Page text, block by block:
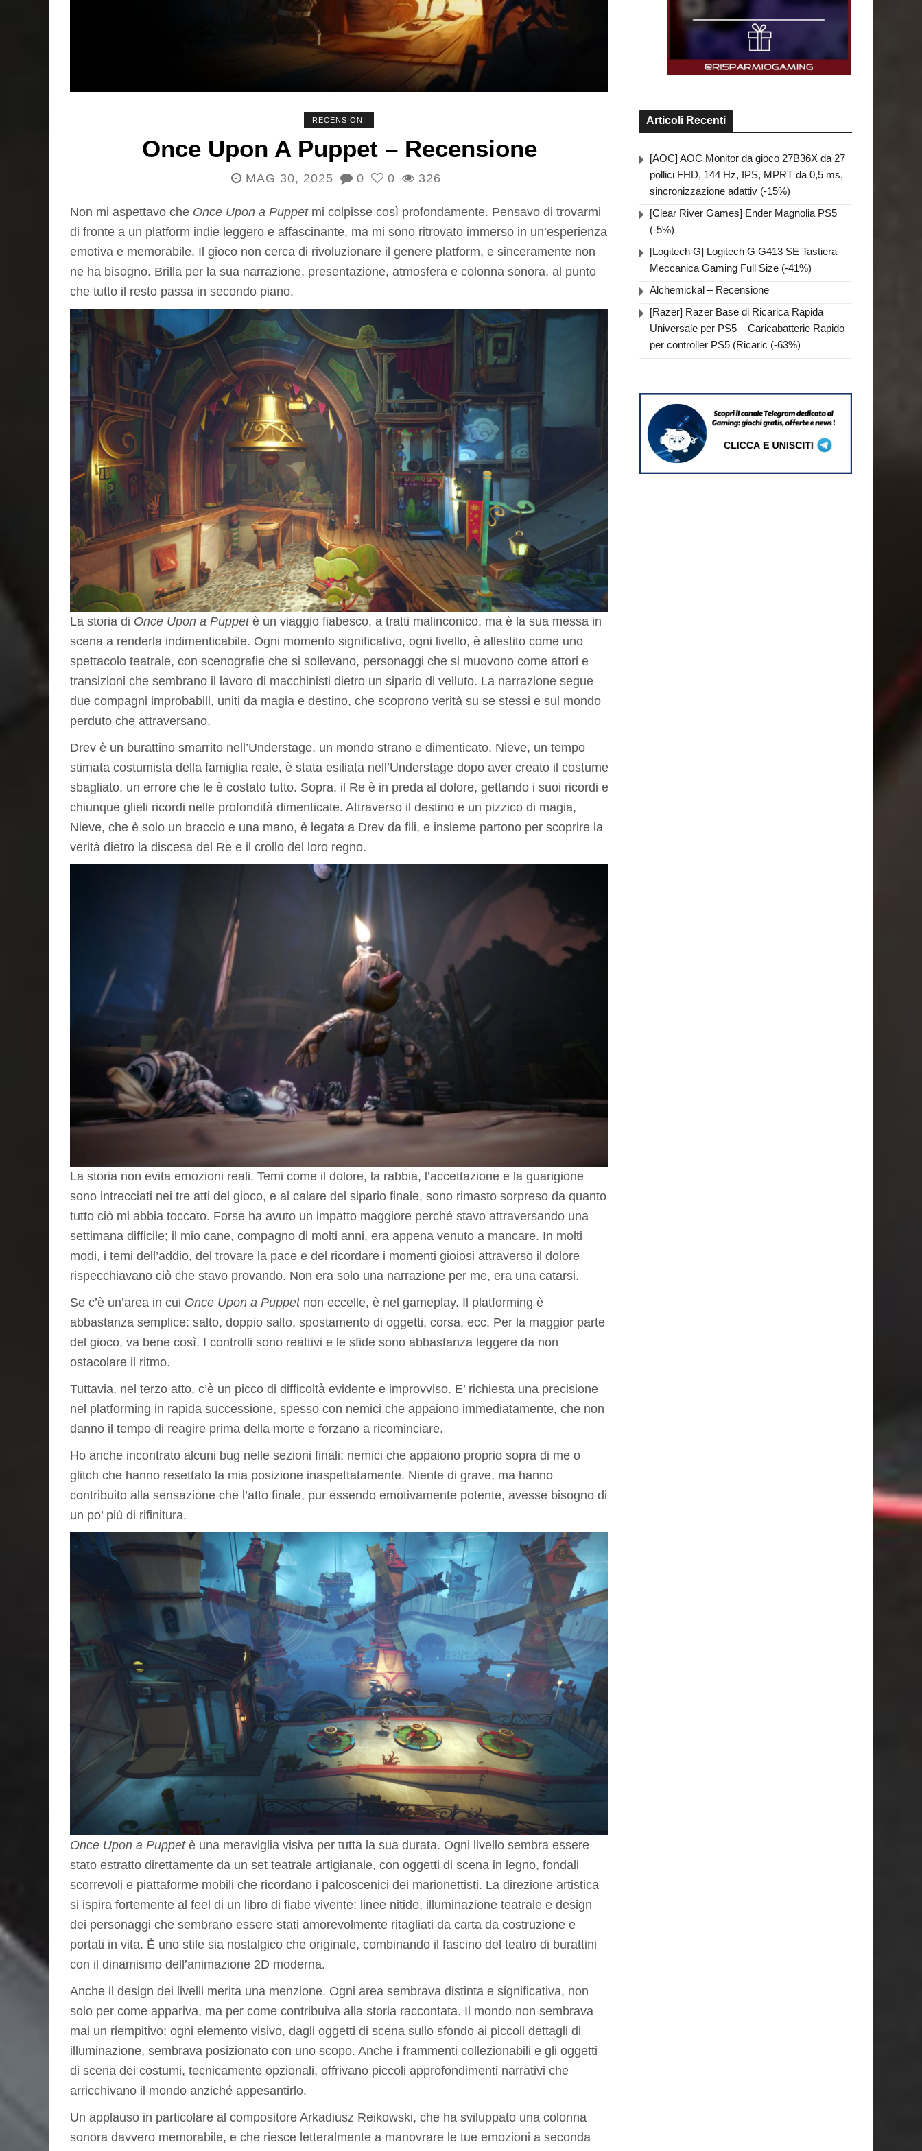
RECENSIONI
Once Upon A Puppet – Recensione
MAG 30, 2025 0 0 326
Non mi aspettavo che Once Upon a Puppetmi colpisse così profondamente. Pensavo di trovarmi
di fronte a un platform indie leggero e affascinante, ma mi sono ritrovato immerso in un’esperienza
emotiva e memorabile. Il gioco non cerca di rivoluzionare il genere platform, e sinceramente non
ne ha bisogno. Brilla per la sua narrazione, presentazione, atmosfera e colonna sonora, al punto
che tutto il resto passa in secondo piano.
La storia di Once Upon a Puppetè un viaggio fiabesco, a tratti malinconico, ma è la sua messa in
scena a renderla indimenticabile. Ogni momento significativo, ogni livello, è allestito come uno
spettacolo teatrale, con scenografie che si sollevano, personaggi che si muovono come attori e
transizioni che sembrano il lavoro di macchinisti dietro un sipario di velluto. La narrazione segue
due compagni improbabili, uniti da magia e destino, che scoprono verità su se stessi e sul mondo
perduto che attraversano.
Drev è un burattino smarrito nell’Understage, un mondo strano e dimenticato. Nieve, un tempo
stimata costumista della famiglia reale, è stata esiliata nell’Understage dopo aver creato il costume
sbagliato, un errore che le è costato tutto. Sopra, il Re è in preda al dolore, gettando i suoi ricordi e
chiunque glieli ricordi nelle profondità dimenticate. Attraverso il destino e un pizzico di magia,
Nieve, che è solo un braccio e una mano, è legata a Drev da fili, e insieme partono per scoprire la
verità dietro la discesa del Re e il crollo del loro regno.
La storia non evita emozioni reali. Temi come il dolore, la rabbia, l’accettazione e la guarigione
sono intrecciati nei tre atti del gioco, e al calare del sipario finale, sono rimasto sorpreso da quanto
tutto ciò mi abbia toccato. Forse ha avuto un impatto maggiore perché stavo attraversando una
settimana difficile; il mio cane, compagno di molti anni, era appena venuto a mancare. In molti
modi, i temi dell’addio, del trovare la pace e del ricordare i momenti gioiosi attraverso il dolore
rispecchiavano ciò che stavo provando. Non era solo una narrazione per me, era una catarsi.
Se c’è un’area in cui Once Upon a Puppetnon eccelle, è nel gameplay. Il platforming è
abbastanza semplice: salto, doppio salto, spostamento di oggetti, corsa, ecc. Per la maggior parte
del gioco, va bene così. I controlli sono reattivi e le sfide sono abbastanza leggere da non
ostacolare il ritmo.
Tuttavia, nel terzo atto, c’è un picco di difficoltà evidente e improvviso. E’ richiesta una precisione
nel platforming in rapida successione, spesso con nemici che appaiono immediatamente, che non
danno il tempo di reagire prima della morte e forzano a ricominciare.
Ho anche incontrato alcuni bug nelle sezioni finali: nemici che appaiono proprio sopra di me o
glitch che hanno resettato la mia posizione inaspettatamente. Niente di grave, ma hanno
contribuito alla sensazione che l’atto finale, pur essendo emotivamente potente, avesse bisogno di
un po’ più di rifinitura.
Once Upon a Puppetè una meraviglia visiva per tutta la sua durata. Ogni livello sembra essere
stato estratto direttamente da un set teatrale artigianale, con oggetti di scena in legno, fondali
scorrevoli e piattaforme mobili che ricordano i palcoscenici dei marionettisti. La direzione artistica
si ispira fortemente al feel di un libro di fiabe vivente: linee nitide, illuminazione teatrale e design
dei personaggi che sembrano essere stati amorevolmente ritagliati da carta da costruzione e
portati in vita. È uno stile sia nostalgico che originale, combinando il fascino del teatro di burattini
con il dinamismo dell’animazione 2D moderna.
Anche il design dei livelli merita una menzione. Ogni area sembrava distinta e significativa, non
solo per come appariva, ma per come contribuiva alla storia raccontata. Il mondo non sembrava
mai un riempitivo; ogni elemento visivo, dagli oggetti di scena sullo sfondo ai piccoli dettagli di
illuminazione, sembrava posizionato con uno scopo. Anche i frammenti collezionabili e gli oggetti
di scena dei costumi, tecnicamente opzionali, offrivano piccoli approfondimenti narrativi che
arricchivano il mondo anziché appesantirlo.
Un applauso in particolare al compositore Arkadiusz Reikowski, che ha sviluppato una colonna
sonora davvero memorabile, e che riesce letteralmente a manovrare le tue emozioni a seconda
Articoli Recenti
[AOC] AOC Monitor da gioco 27B36X da 27
pollici FHD, 144 Hz, IPS, MPRT da 0,5 ms,
sincronizzazione adattiv (-15%)
[Clear River Games] Ender Magnolia PS5
(-5%)
[Logitech G] Logitech G G413 SE Tastiera
Meccanica Gaming Full Size (-41%)
Alchemickal – Recensione
[Razer] Razer Base di Ricarica Rapida
Universale per PS5 – Caricabatterie Rapido
per controller PS5 (Ricaric (-63%)